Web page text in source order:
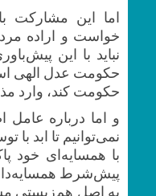
اما این مشارکت
خواست و اراده
نباید با این
حکومت عدل الهی
حکومت کند، وارد
و اما درباره عامل
نمی‌توانیم تا ابد
با همسایه‌ای خود
پیش‌شرط
به اصل هم‌زیستی